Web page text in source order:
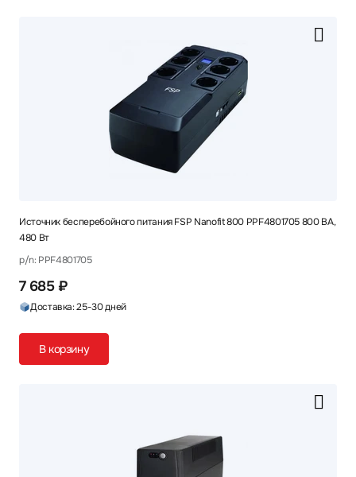
Источник бесперебойного питания FSP Nanofit 800 PPF4801705 800 ВА,
480 Вт
p/n: PPF4801705
7 685 ₽
Доставка: 25-30 дней
В корзину